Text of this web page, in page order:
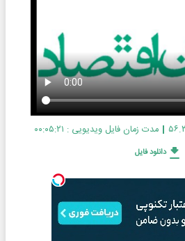
مدت زمان فایل ویدیویی : ۰۰:۰۵:۲۱
دانلود فایل